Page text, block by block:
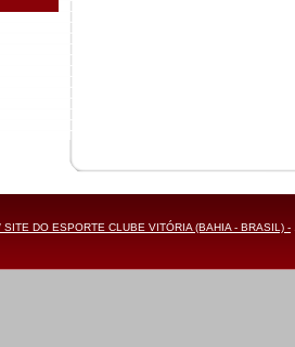
DO ESPORTE CLUBE VITÓRIA (BAHIA - BRASIL) -